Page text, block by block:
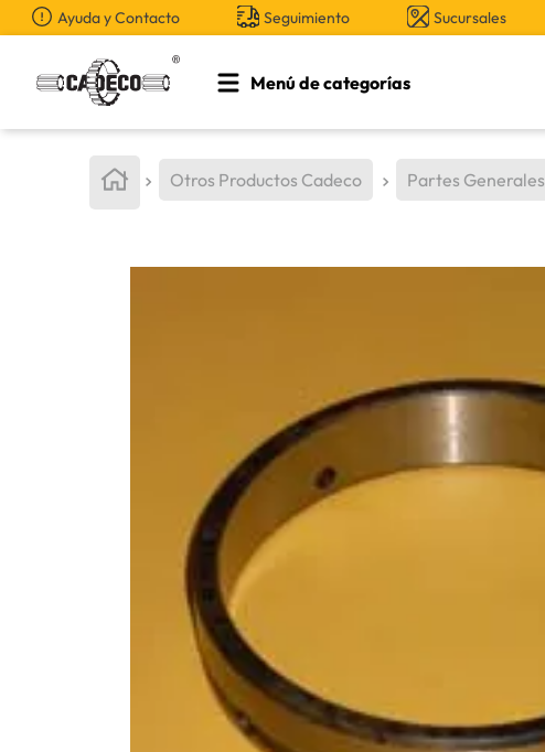
Ayuda y Contacto Seguimiento Sucursales
Menú de categorías
Otros Productos Cadeco Partes Generales
TÉRMINOS MÁS BUSCADOS
anticongelante
9.
herramienta
10. bomba